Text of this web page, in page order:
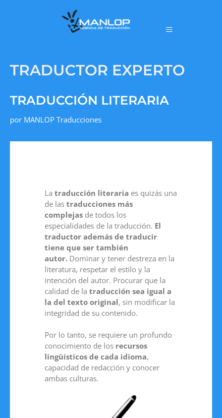
TRADUCTOR EXPERTO
TRADUCCIÓN LITERARIA
por MANLOP Traducciones
La traducción literaria es quizás una
de las traducciones más
complejas de todos los
especialidades de la traducción. El
traductor además de traducir
tiene que ser también
autor. Dominar y tener destreza en la
literatura, respetar el estilo y la
intención del autor. Procurar que la
calidad de la traducción sea igual a
la del texto original, sin modificar la
integridad de su contenido.
Por lo tanto, se requiere un profundo
conocimiento de los recursos
lingüísticos de cada idioma,
capacidad de redacción y conocer
ambas culturas.